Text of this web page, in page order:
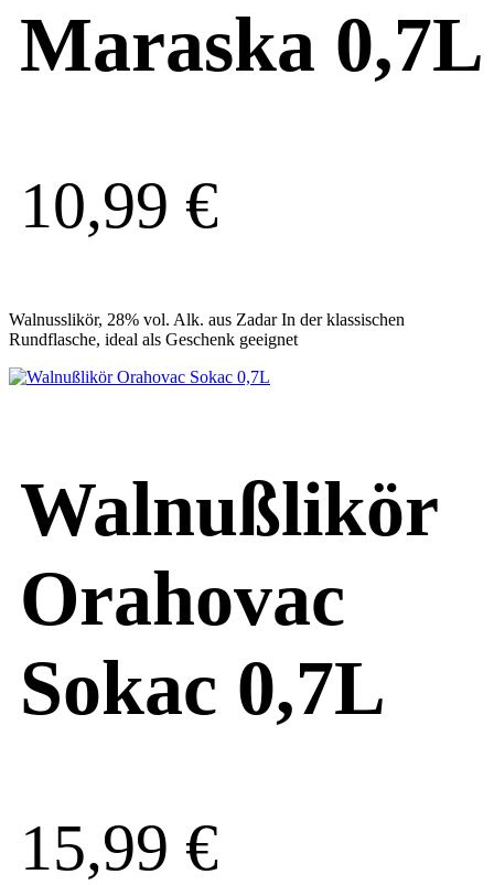
Maraska 0,7L
10,99 €
Walnusslikör, 28% vol. Alk. aus Zadar In der klassischen
Rundflasche, ideal als Geschenk geeignet
Walnußlikör
Orahovac
Sokac 0,7L
15,99 €